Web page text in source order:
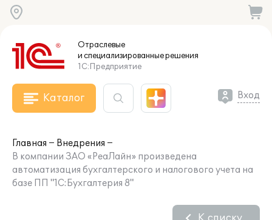
Отраслевые
и специализированныерешения
1С:Предприятие
Каталог Вход
Главная
Внедрения
В компании ЗАО «РеаЛайн» произведена
автоматизация бухгалтерского и налогового учета на
базе ПП "1С:Бухгалтерия 8"